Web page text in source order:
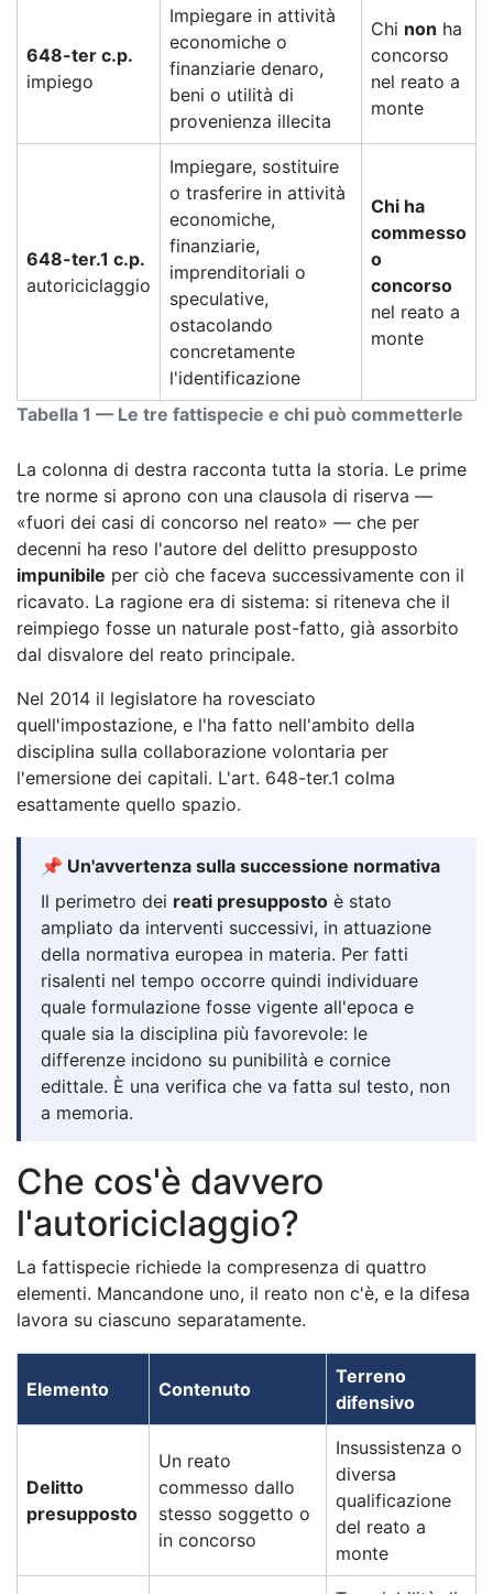
Tabella 1 — Le tre fattispecie e chi può commetterle
648-ter c.p.
impiego
Impiegare in attività
economiche o
finanziarie denaro,
beni o utilità di
provenienza illecita
Chi non ha
concorso
nel reato a
monte
648-ter.1 c.p.
autoriciclaggio
Impiegare, sostituire
o trasferire in attività
economiche,
finanziarie,
imprenditoriali o
speculative,
ostacolando
concretamente
l'identificazione
Chi ha
commesso
o
concorso
nel reato a
monte
La colonna di destra racconta tutta la storia. Le prime
tre norme si aprono con una clausola di riserva —
«fuori dei casi di concorso nel reato» — che per
decenni ha reso l'autore del delitto presupposto
impunibile per ciò che faceva successivamente con il
ricavato. La ragione era di sistema: si riteneva che il
reimpiego fosse un naturale post-fatto, già assorbito
dal disvalore del reato principale.
Nel 2014 il legislatore ha rovesciato
quell'impostazione, e l'ha fatto nell'ambito della
disciplina sulla collaborazione volontaria per
l'emersione dei capitali. L'art. 648-ter.1 colma
esattamente quello spazio.
📌 Un'avvertenza sulla successione normativa
Il perimetro dei reati presupposto è stato
ampliato da interventi successivi, in attuazione
della normativa europea in materia. Per fatti
risalenti nel tempo occorre quindi individuare
quale formulazione fosse vigente all'epoca e
quale sia la disciplina più favorevole: le
differenze incidono su punibilità e cornice
edittale. È una verifica che va fatta sul testo, non
a memoria.
Che cos'è davvero
l'autoriciclaggio?
La fattispecie richiede la compresenza di quattro
elementi. Mancandone uno, il reato non c'è, e la difesa
lavora su ciascuno separatamente.
Elemento Contenuto
Terreno
difensivo
Delitto
presupposto
Un reato
commesso dallo
stesso soggetto o
in concorso
Insussistenza o
diversa
qualificazione
del reato a
monte